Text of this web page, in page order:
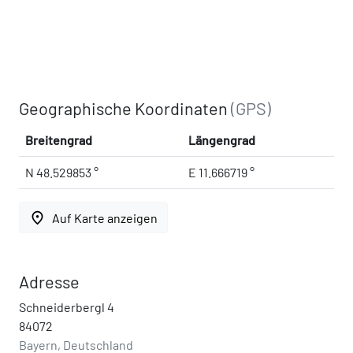
Geographische Koordinaten(GPS)
Breitengrad Längengrad
N 48.529853 ° E 11.666719 °
place Auf Karte anzeigen
Adresse
Schneiderbergl 4
84072
Bayern, Deutschland